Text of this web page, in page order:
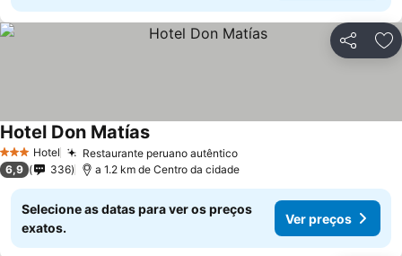
Partilhar
3 EstrelasHotel Restaurante peruano autênticoVer preços
Hotel Don MatíasVer preços
6,9 336 a 1.2 km de Centro da cidade
Selecione as datas para ver os preços
exatos.
Ver preços